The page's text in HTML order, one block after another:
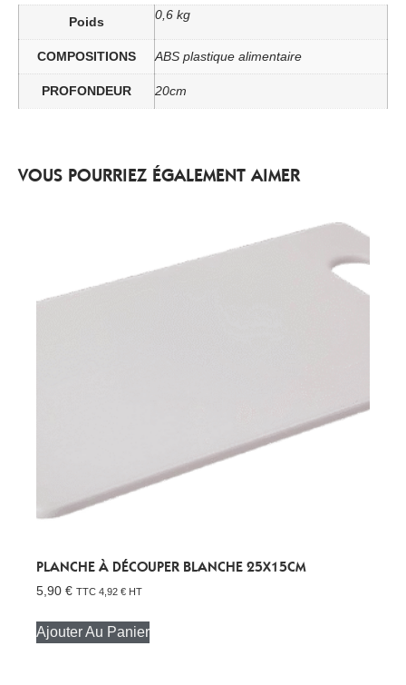
Poids 0,6 kg
COMPOSITIONS ABS plastique alimentaire
PROFONDEUR 20cm
VOUS POURRIEZ ÉGALEMENT AIMER
PLANCHE À DÉCOUPER BLANCHE 25X15CM
5,90 € TTC 4,92 € HT
Ajouter Au Panier